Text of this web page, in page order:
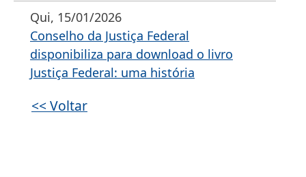
Qui, 15/01/2026
Conselho da Justiça Federal
disponibiliza para download o livro
Justiça Federal: uma história
<< Voltar